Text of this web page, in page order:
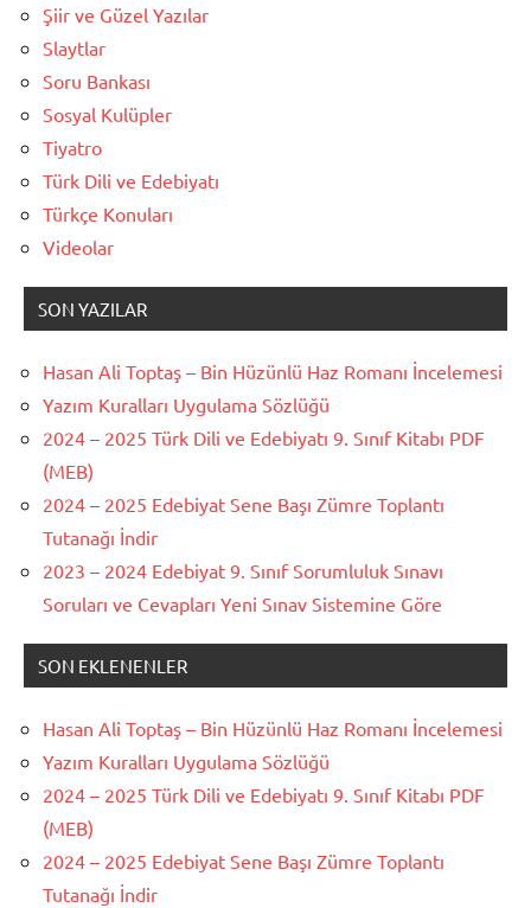
Şiir ve Güzel Yazılar
Slaytlar
Soru Bankası
Sosyal Kulüpler
Tiyatro
Türk Dili ve Edebiyatı
Türkçe Konuları
Videolar
SON YAZILAR
Hasan Ali Toptaş – Bin Hüzünlü Haz Romanı İncelemesi
Yazım Kuralları Uygulama Sözlüğü
2024 – 2025 Türk Dili ve Edebiyatı 9. Sınıf Kitabı PDF
(MEB)
2024 – 2025 Edebiyat Sene Başı Zümre Toplantı
Tutanağı İndir
2023 – 2024 Edebiyat 9. Sınıf Sorumluluk Sınavı
Soruları ve Cevapları Yeni Sınav Sistemine Göre
SON EKLENENLER
Hasan Ali Toptaş – Bin Hüzünlü Haz Romanı İncelemesi
Yazım Kuralları Uygulama Sözlüğü
2024 – 2025 Türk Dili ve Edebiyatı 9. Sınıf Kitabı PDF
(MEB)
2024 – 2025 Edebiyat Sene Başı Zümre Toplantı
Tutanağı İndir